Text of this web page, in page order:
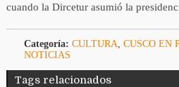
cuando la Dircetur asumió la
Categoría: CULTURA CUSCO EN
NOTICIAS
Tags relacionados